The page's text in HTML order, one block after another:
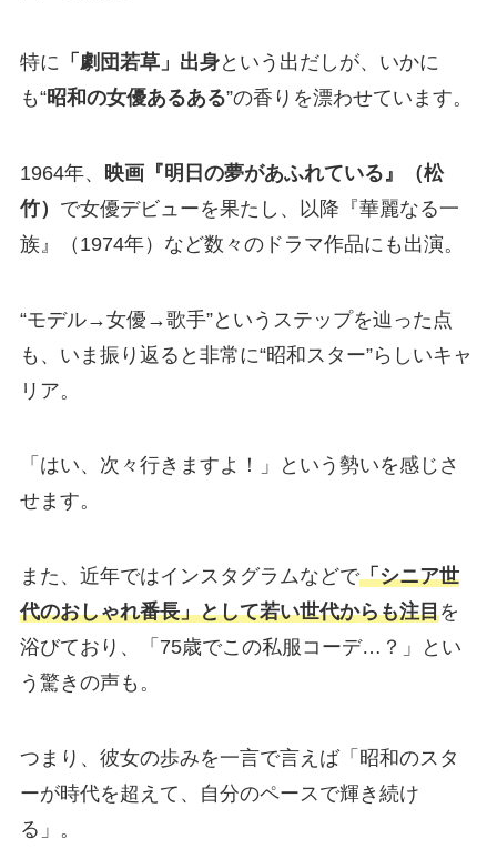
特に 「劇団若草」出身という出だしが、いかに
も“昭和の女優あるある”の香りを漂わせています。
1964年、
映画『明日の夢があふれている』（松
竹） で女優デビューを果たし、以降『華麗なる一
族』（1974年）など数々のドラマ作品にも出演。
“モデル→女優→歌手”というステップを辿った点
も、いま振り返ると非常に“昭和スター”らしいキャ
リア。
「はい、次々行きますよ！」という勢いを感じさ
せます。
また、近年ではインスタグラムなどで「シニア世
代のおしゃれ番長」として若い世代からも注目を
浴びており、「75歳でこの私服コーデ…？」とい
う驚きの声も。
つまり、彼女の歩みを一言で言えば「昭和のスタ
ーが時代を超えて、自分のペースで輝き続け
る」。